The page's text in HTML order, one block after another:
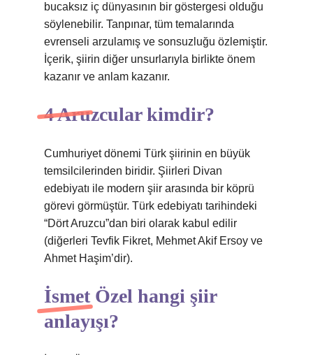
bucaksız iç dünyasının bir göstergesi olduğu
söylenebilir. Tanpınar, tüm temalarında
evrenseli arzulamış ve sonsuzluğu özlemiştir.
İçerik, şiirin diğer unsurlarıyla birlikte önem
kazanır ve anlam kazanır.
4 Aruzcular kimdir?
Cumhuriyet dönemi Türk şiirinin en büyük
temsilcilerinden biridir. Şiirleri Divan
edebiyatı ile modern şiir arasında bir köprü
görevi görmüştür. Türk edebiyatı tarihindeki
“Dört Aruzcu”dan biri olarak kabul edilir
(diğerleri Tevfik Fikret, Mehmet Akif Ersoy ve
Ahmet Haşim’dir).
İsmet Özel hangi şiir
anlayışı?